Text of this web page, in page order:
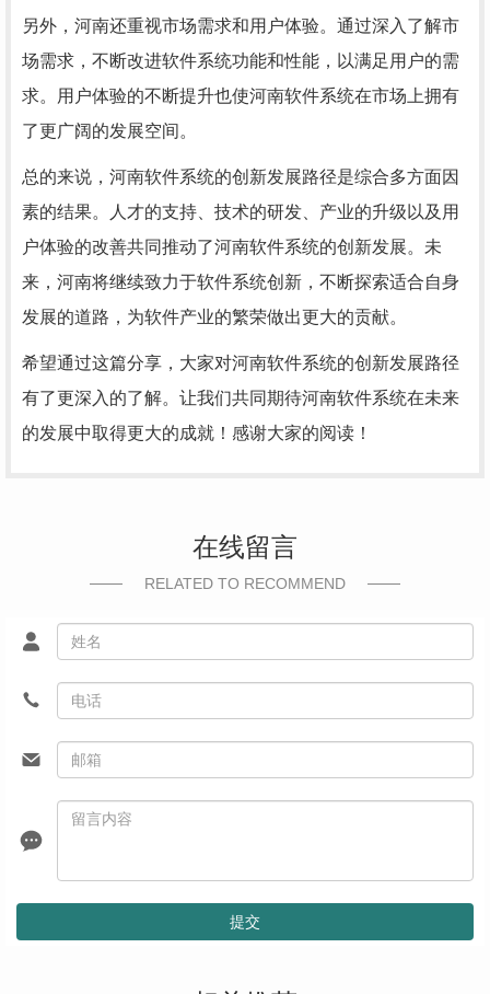
另外，河南还重视市场需求和用户体验。通过深入了解市
场需求，不断改进软件系统功能和性能，以满足用户的需
求。用户体验的不断提升也使河南软件系统在市场上拥有
了更广阔的发展空间。
总的来说，河南软件系统的创新发展路径是综合多方面因
素的结果。人才的支持、技术的研发、产业的升级以及用
户体验的改善共同推动了河南软件系统的创新发展。未
来，河南将继续致力于软件系统创新，不断探索适合自身
发展的道路，为软件产业的繁荣做出更大的贡献。
希望通过这篇分享，大家对河南软件系统的创新发展路径
有了更深入的了解。让我们共同期待河南软件系统在未来
的发展中取得更大的成就！感谢大家的阅读！
在线留言
RELATED TO RECOMMEND
提交